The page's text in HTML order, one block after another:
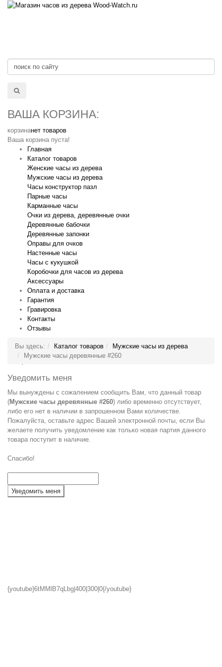
ВАША КОРЗИНА:
корзинанет товаров
Ваша корзина пуста!
Главная
Каталог товаров
Женские часы из дерева
Мужские часы из дерева
Часы конструктор пазл
Парные часы
Карманные часы
Очки из дерева, деревянные очки
Деревянные бабочки
Деревянные запонки
Оправы для очков
Настенные часы
Часы с кукушкой
Коробочки для часов из дерева
Аксессуары
Оплата и доставка
Гарантия
Гравировка
Контакты
Отзывы
Гравировка на часах
БЕСПЛАТНО
сделай подарок индивидуальным
перейти
Деревянные флешки
с гравировкой
сделаем подарок эксклюзивным
перейти
Настенные резные
Натуральное дерево
ручная работа в единичном экземпляре
перейти
Парные часы отличный подарок влюблённым
на годовщину или семейный праздник
перейти
Деревянные оправы для очков без диоптрий
будь стильным всегда и везде
перейти
Вы здесь: Каталог товаров
Мужские часы из дерева
Мужские часы деревянные #260
Уведомить меня
Мы вынуждены с сожалением сообщить Вам, что данный товар
(Мужские часы деревянные #260) либо временно отсутствует,
либо его нет в наличии в запрошенном Вами количестве.
Пожалуйста, оставьте адрес Вашей электронной почты, если Вы
желаете получить уведомление как только новая партия данного
товара поступит в наличие.
Спасибо!
Уведомить меня
{youtube}6tMMlB7qLbg|400|300|0{/youtube}